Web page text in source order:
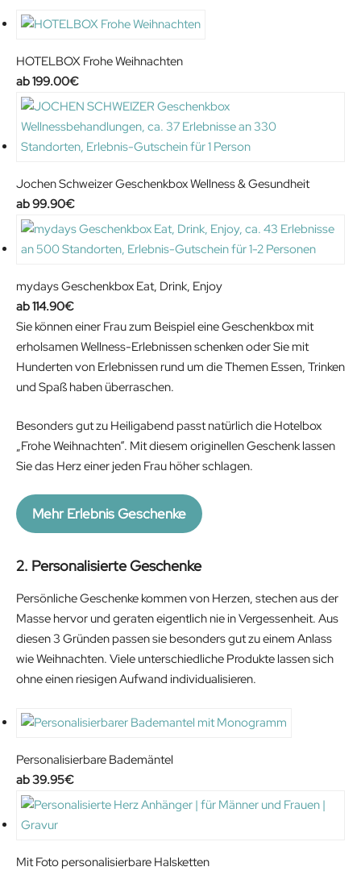
HOTELBOX Frohe Weihnachten
199.00€
Jochen Schweizer Geschenkbox Wellness & Gesundheit
99.90€
mydays Geschenkbox Eat, Drink, Enjoy
114.90€
Sie können einer Frau zum Beispiel eine Geschenkbox mit
erholsamen Wellness-Erlebnissen schenken oder Sie mit
Hunderten von Erlebnissen rund um die Themen Essen, Trinken
und Spaß haben überraschen.
Besonders gut zu Heiligabend passt natürlich die Hotelbox
„Frohe Weihnachten“. Mit diesem originellen Geschenk lassen
Sie das Herz einer jeden Frau höher schlagen.
Mehr Erlebnis Geschenke
2. Personalisierte Geschenke
Persönliche Geschenke kommen von Herzen, stechen aus der
Masse hervor und geraten eigentlich nie in Vergessenheit. Aus
diesen 3 Gründen passen sie besonders gut zu einem Anlass
wie Weihnachten. Viele unterschiedliche Produkte lassen sich
ohne einen riesigen Aufwand individualisieren.
Personalisierbare Bademäntel
39.95€
Mit Foto personalisierbare Halsketten